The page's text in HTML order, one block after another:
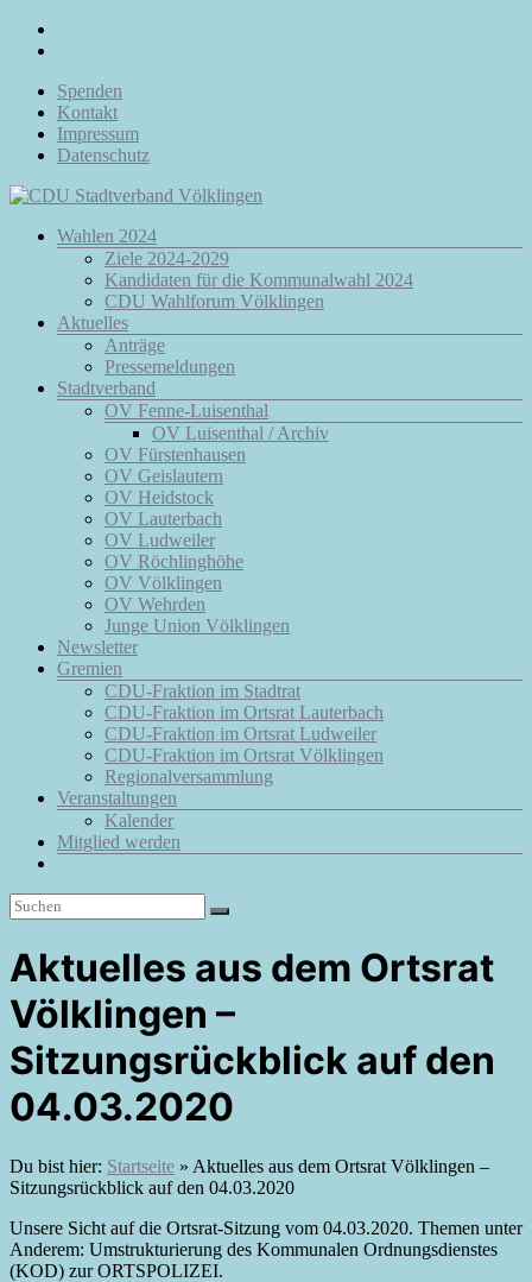
Zum
Inhalt
Spenden
Kontakt
Impressum
Datenschutz
CDU
Stadtverband
Völklingen
Euch.
Menü
Wahlen 2024
Ziele 2024-2029
Kandidaten für die Kommunalwahl 2024
CDU Wahlforum Völklingen
Aktuelles
Anträge
Pressemeldungen
Stadtverband
OV Fenne-Luisenthal
OV Luisenthal / Archiv
OV Fürstenhausen
OV Geislautern
OV Heidstock
OV Lauterbach
OV Ludweiler
OV Röchlinghöhe
OV Völklingen
OV Wehrden
Junge Union Völklingen
Newsletter
Gremien
CDU-Fraktion im Stadtrat
CDU-Fraktion im Ortsrat Lauterbach
CDU-Fraktion im Ortsrat Ludweiler
CDU-Fraktion im Ortsrat Völklingen
Regionalversammlung
Veranstaltungen
Kalender
Mitglied werden
Aktuelles aus dem Ortsrat
Völklingen –
Sitzungsrückblick auf den
04.03.2020
Du bist hier: Startseite » Aktuelles aus dem Ortsrat Völklingen –
Sitzungsrückblick auf den 04.03.2020
Unsere Sicht auf die Ortsrat-Sitzung vom 04.03.2020. Themen unter
Anderem: Umstrukturierung des Kommunalen Ordnungsdienstes
(KOD) zur ORTSPOLIZEI.